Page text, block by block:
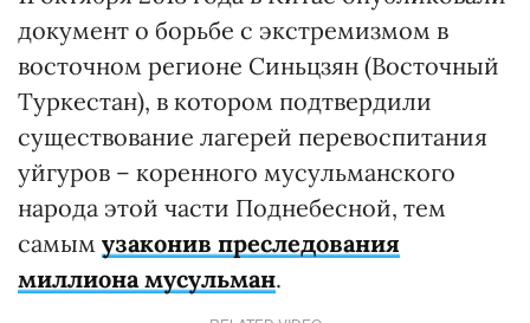
документ о борьбе с экстремизмом в
восточном регионе Синьцзян (Восточный
Туркестан), в котором подтвердили
существование лагерей перевоспитания
уйгуров – коренного мусульманского
народа этой части Поднебесной, тем
самым узаконив преследования
миллиона мусульман.